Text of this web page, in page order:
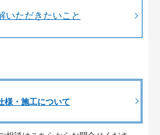
いただきたいこと
様・施工について